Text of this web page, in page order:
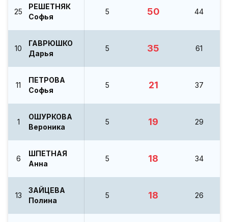
25
РЕШЕТНЯК
Софья
5 50 44
10
ГАВРЮШКО
Дарья
5 35 61
11
ПЕТРОВА
Софья
5 21 37
1
ОШУРКОВА
Вероника
5 19 29
6
ШПЕТНАЯ
Анна
5 18 34
13
ЗАЙЦЕВА
Полина
5 18 26